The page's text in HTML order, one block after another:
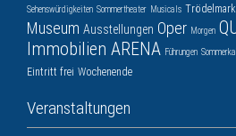
Sehenswürdigkeiten Sommertheater Musicals
Museum Ausstellungen Oper Morgen
Immobilien ARENA Führungen
Eintritt frei Wochenende
Veranstaltungen